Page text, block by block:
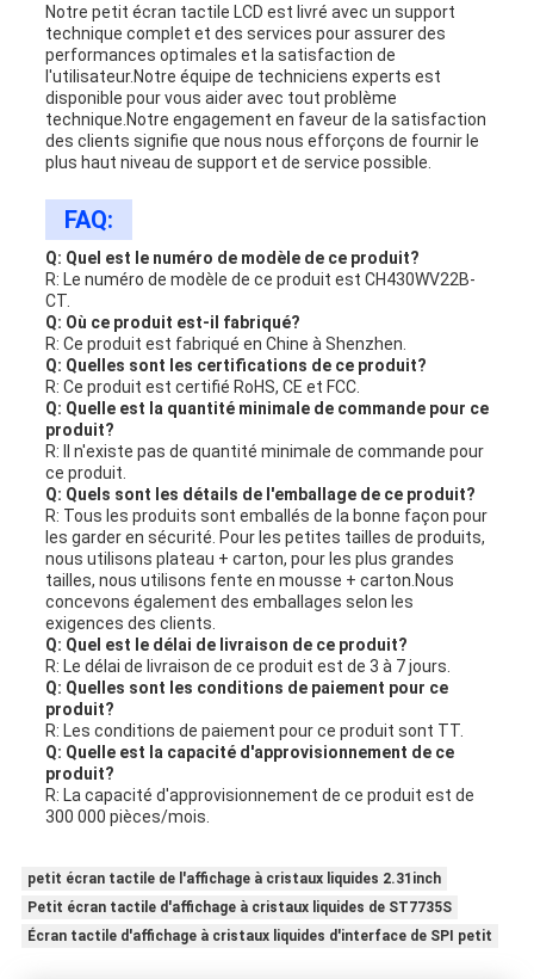
Notre petit écran tactile LCD est livré avec un support
technique complet et des services pour assurer des
performances optimales et la satisfaction de
l'utilisateur.Notre équipe de techniciens experts est
disponible pour vous aider avec tout problème
technique.Notre engagement en faveur de la satisfaction
des clients signifie que nous nous efforçons de fournir le
plus haut niveau de support et de service possible.
FAQ:
Q: Quel est le numéro de modèle de ce produit?
R: Le numéro de modèle de ce produit est CH430WV22B-
CT.
Q: Où ce produit est-il fabriqué?
R: Ce produit est fabriqué en Chine à Shenzhen.
Q: Quelles sont les certifications de ce produit?
R: Ce produit est certifié RoHS, CE et FCC.
Q: Quelle est la quantité minimale de commande pour ce
produit?
R: Il n'existe pas de quantité minimale de commande pour
ce produit.
Q: Quels sont les détails de l'emballage de ce produit?
R: Tous les produits sont emballés de la bonne façon pour
les garder en sécurité. Pour les petites tailles de produits,
nous utilisons plateau + carton, pour les plus grandes
tailles, nous utilisons fente en mousse + carton.Nous
concevons également des emballages selon les
exigences des clients.
Q: Quel est le délai de livraison de ce produit?
R: Le délai de livraison de ce produit est de 3 à 7 jours.
Q: Quelles sont les conditions de paiement pour ce
produit?
R: Les conditions de paiement pour ce produit sont TT.
Q: Quelle est la capacité d'approvisionnement de ce
produit?
R: La capacité d'approvisionnement de ce produit est de
300 000 pièces/mois.
petit écran tactile de l'affichage à cristaux liquides 2.31inch
Petit écran tactile d'affichage à cristaux liquides de ST7735S
Écran tactile d'affichage à cristaux liquides d'interface de SPI petit